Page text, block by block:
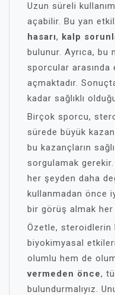
Uzun süreli
açabilir. Bu yan
hasarı, kalp
bulunur. Ayrıca, bu
sporcular arasında
açmaktadır.
kadar sağlıklı
Birçok sporcu,
sürede büyük
bu kazançların
sorgulamak gerekir.
her şeyden daha
kullanmadan önce
bir görüş almak
Özetle, steroidlerin
biyokimyasal
olumlu hem de
vermeden önce,
bulundurmalıyız.